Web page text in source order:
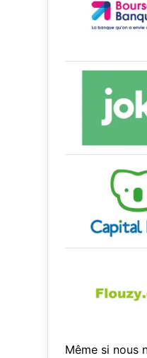
Même si nous